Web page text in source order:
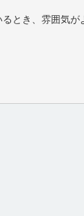
とき、雰囲気